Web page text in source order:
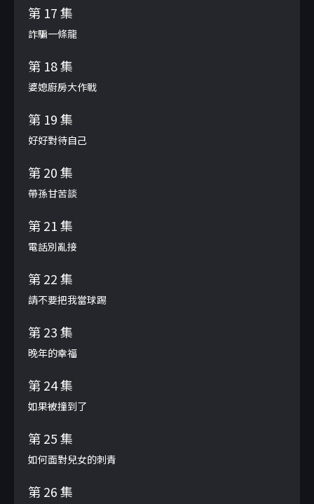
第 17 集
詐騙一條龍
第 18 集
婆媳廚房大作戰
第 19 集
好好對待自己
第 20 集
帶孫甘苦談
第 21 集
電話別亂接
第 22 集
請不要把我當球踢
第 23 集
晚年的幸福
第 24 集
如果被撞到了
第 25 集
如何面對兒女的刺青
第 26 集